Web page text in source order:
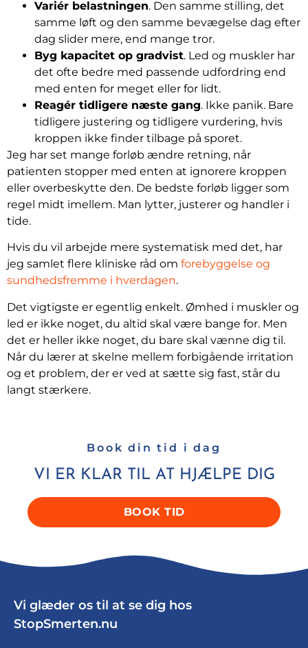
Variér belastningen. Den samme stilling, det
samme løft og den samme bevægelse dag efter
dag slider mere, end mange tror.
Byg kapacitet op gradvist. Led og muskler har
det ofte bedre med passende udfordring end
med enten for meget eller for lidt.
Reagér tidligere næste gang. Ikke panik. Bare
tidligere justering og tidligere vurdering, hvis
kroppen ikke finder tilbage på sporet.
Jeg har set mange forløb ændre retning, når
patienten stopper med enten at ignorere kroppen
eller overbeskytte den. De bedste forløb ligger som
regel midt imellem. Man lytter, justerer og handler i
tide.
Hvis du vil arbejde mere systematisk med det, har
jeg samlet flere kliniske råd om forebyggelse og
sundhedsfremme i hverdagen.
Det vigtigste er egentlig enkelt. Ømhed i muskler og
led er ikke noget, du altid skal være bange for. Men
det er heller ikke noget, du bare skal vænne dig til.
Når du lærer at skelne mellem forbigående irritation
og et problem, der er ved at sætte sig fast, står du
langt stærkere.
Book din tid i dag
VI ER KLAR TIL AT HJÆLPE DIG
BOOK TID
Vi glæder os til at se dig hos
StopSmerten.nu